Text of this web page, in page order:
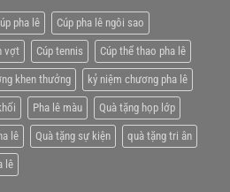
pha lê Cúp pha lê ngôi sao
vợt Cúp tennis Cúp thể thao pha lê
khen thưởng kỷ niệm chương pha lê
Pha lê màu Quà tặng họp lớp
lê Quà tặng sự kiện quà tặng tri ân
lê